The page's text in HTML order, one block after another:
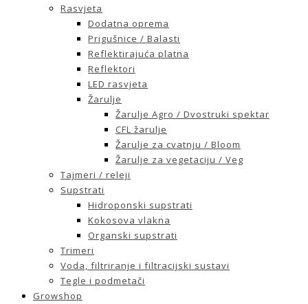
Rasvjeta
Dodatna oprema
Prigušnice / Balasti
Reflektirajuća platna
Reflektori
LED rasvjeta
Žarulje
Žarulje Agro / Dvostruki spektar
CFL žarulje
Žarulje za cvatnju / Bloom
Žarulje za vegetaciju / Veg
Tajmeri / releji
Supstrati
Hidroponski supstrati
Kokosova vlakna
Organski supstrati
Trimeri
Voda, filtriranje i filtracijski sustavi
Tegle i podmetači
Growshop